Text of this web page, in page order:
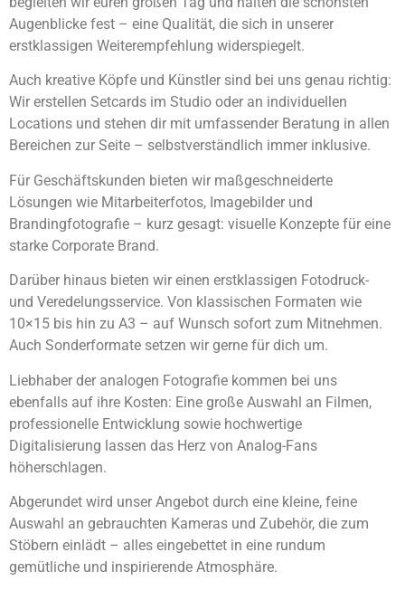
Augenblicke fest – eine Qualität, die sich in unserer
erstklassigen Weiterempfehlung widerspiegelt.
Auch kreative Köpfe und Künstler sind bei uns genau richtig:
Wir erstellen Setcards im Studio oder an individuellen
Locations und stehen dir mit umfassender Beratung in allen
Bereichen zur Seite – selbstverständlich immer inklusive.
Für Geschäftskunden bieten wir maßgeschneiderte
Lösungen wie Mitarbeiterfotos, Imagebilder und
Brandingfotografie – kurz gesagt: visuelle Konzepte für eine
starke Corporate Brand.
Darüber hinaus bieten wir einen erstklassigen Fotodruck-
und Veredelungsservice. Von klassischen Formaten wie
10×15 bis hin zu A3 – auf Wunsch sofort zum Mitnehmen.
Auch Sonderformate setzen wir gerne für dich um.
Liebhaber der analogen Fotografie kommen bei uns
ebenfalls auf ihre Kosten: Eine große Auswahl an Filmen,
professionelle Entwicklung sowie hochwertige
Digitalisierung lassen das Herz von Analog-Fans
höherschlagen.
Abgerundet wird unser Angebot durch eine kleine, feine
Auswahl an gebrauchten Kameras und Zubehör, die zum
Stöbern einlädt – alles eingebettet in eine rundum
gemütliche und inspirierende Atmosphäre.